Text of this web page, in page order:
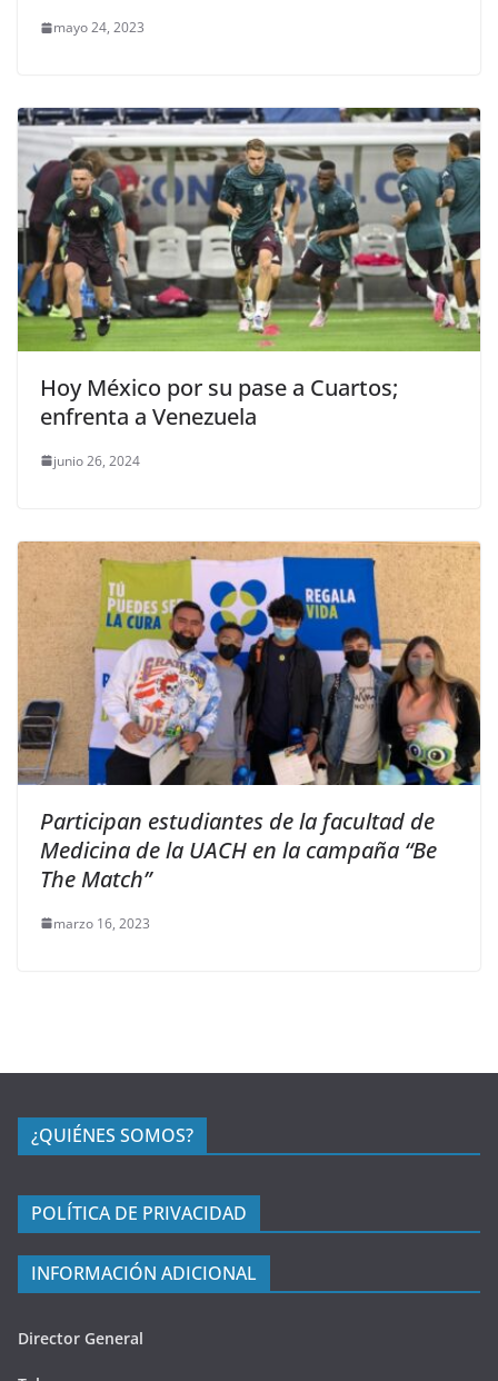
mayo 24, 2023
Hoy México por su pase a Cuartos;
enfrenta a Venezuela
junio 26, 2024
Participan estudiantes de la facultad de
Medicina de la UACH en la campaña “Be
The Match”
marzo 16, 2023
¿QUIÉNES SOMOS?
POLÍTICA DE PRIVACIDAD
INFORMACIÓN ADICIONAL
Director General